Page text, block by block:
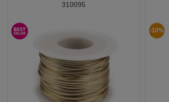
310095
-10%